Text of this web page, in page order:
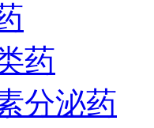
药
分泌药